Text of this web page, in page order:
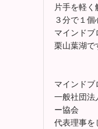
片手を軽く
３分で１
マインドブ
栗山葉湖で
マインドブ
一般社団法
ー協会
代表理事を